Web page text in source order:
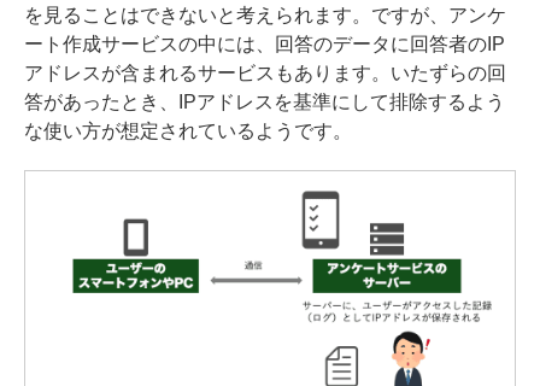
を見ることはできないと考えられます。ですが、アンケ
ート作成サービスの中には、回答のデータに回答者のIP
アドレスが含まれるサービスもあります。いたずらの回
答があったとき、IPアドレスを基準にして排除するよう
な使い方が想定されているようです。